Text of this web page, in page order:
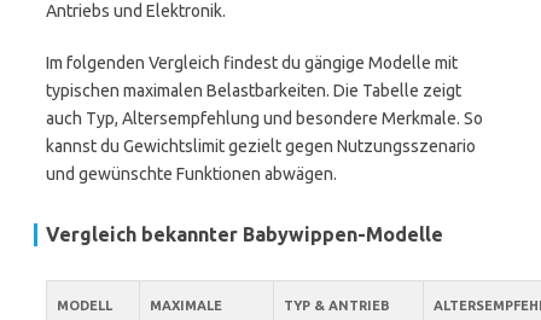
Antriebs und Elektronik.
Im folgenden Vergleich findest du gängige Modelle mit
typischen maximalen Belastbarkeiten. Die Tabelle zeigt
auch Typ, Altersempfehlung und besondere Merkmale. So
kannst du Gewichtslimit gezielt gegen Nutzungsszenario
und gewünschte Funktionen abwägen.
Vergleich bekannter Babywippen-Modelle
MODELL
MAXIMALE
TYP & ANTRIEB